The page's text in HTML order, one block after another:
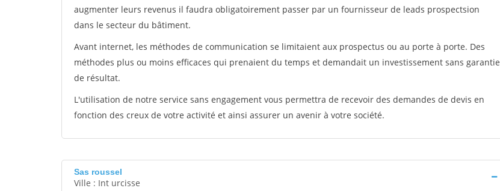
augmenter leurs revenus il faudra obligatoirement passer par un fournisseur de leads prospectsion
dans le secteur du bâtiment.
Avant internet, les méthodes de communication se limitaient aux prospectus ou au porte à porte. Des
méthodes plus ou moins efficaces qui prenaient du temps et demandait un investissement sans garantie
de résultat.
L'utilisation de notre service sans engagement vous permettra de recevoir des demandes de devis en
fonction des creux de votre activité et ainsi assurer un avenir à votre société.
Sas roussel
Ville : Int urcisse